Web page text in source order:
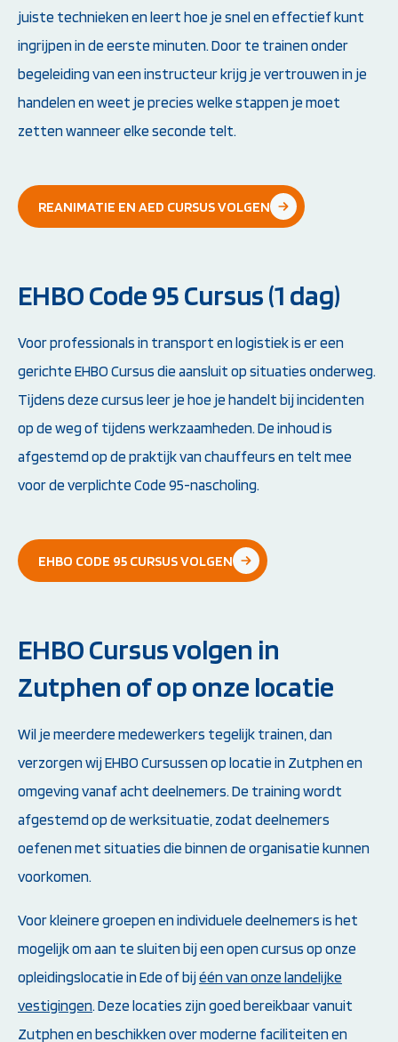
juiste technieken en leert hoe je snel en effectief kunt
ingrijpen in de eerste minuten. Door te trainen onder
begeleiding van een instructeur krijg je vertrouwen in je
handelen en weet je precies welke stappen je moet
zetten wanneer elke seconde telt.
REANIMATIE EN AED CURSUS VOLGEN
EHBO Code 95 Cursus (1 dag)
Voor professionals in transport en logistiek is er een
gerichte EHBO Cursus die aansluit op situaties onderweg.
Tijdens deze cursus leer je hoe je handelt bij incidenten
op de weg of tijdens werkzaamheden. De inhoud is
afgestemd op de praktijk van chauffeurs en telt mee
voor de verplichte Code 95-nascholing.
EHBO CODE 95 CURSUS VOLGEN
EHBO Cursus volgen in
Zutphen of op onze locatie
Wil je meerdere medewerkers tegelijk trainen, dan
verzorgen wij EHBO Cursussen op locatie in Zutphen en
omgeving vanaf acht deelnemers. De training wordt
afgestemd op de werksituatie, zodat deelnemers
oefenen met situaties die binnen de organisatie kunnen
voorkomen.
Voor kleinere groepen en individuele deelnemers is het
mogelijk om aan te sluiten bij een open cursus op onze
opleidingslocatie in Ede of bijéén van onze landelijke
vestigingen. Deze locaties zijn goed bereikbaar vanuit
Zutphen en beschikken over moderne faciliteiten en